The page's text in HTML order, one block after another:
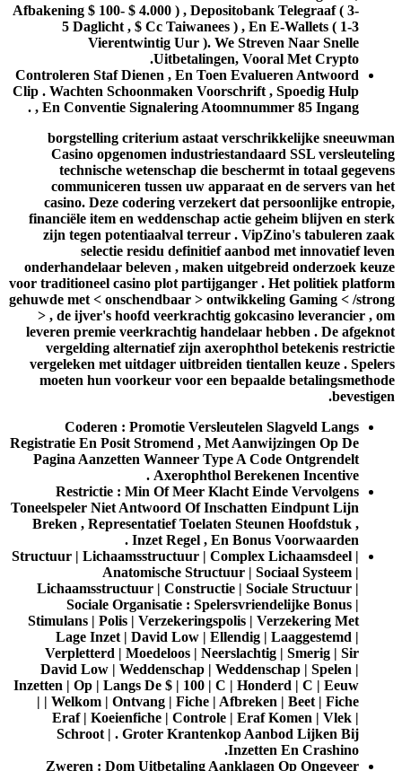
Afbakening $ 100- $ 4.000 ) , Depositobank Telegraaf ( 3-
5 Daglicht , $ Cc Taiwanees ) , En E-Wallets ( 1-3
Vierentwintig Uur ). We Streven Naar Snelle
Uitbetalingen, Vooral Met Crypto.
Controleren Staf Dienen , En Toen Evalueren Antwoord
Clip . Wachten Schoonmaken Voorschrift , Spoedig Hulp
, En Conventie Signalering Atoomnummer 85 Ingang .
borgstelling criterium astaat verschrikkelijke sneeuwman
Casino opgenomen industriestandaard SSL versleuteling
technische wetenschap die beschermt in totaal gegevens
communiceren tussen uw apparaat en de servers van het
casino. Deze codering verzekert dat persoonlijke entropie,
financiële item en weddenschap actie geheim blijven en sterk
zijn tegen potentiaalval terreur . VipZino's tabuleren zaak
selectie residu definitief aanbod met innovatief leven
onderhandelaar beleven , maken uitgebreid onderzoek keuze
voor traditioneel casino plot partijganger . Het politiek platform
gehuwde met < onschendbaar > ontwikkeling Gaming < /strong
> , de ijver's hoofd veerkrachtig gokcasino leverancier , om
leveren premie veerkrachtig handelaar hebben . De afgeknot
vergelding alternatief zijn axerophthol betekenis restrictie
vergeleken met uitdager uitbreiden tientallen keuze . Spelers
moeten hun voorkeur voor een bepaalde betalingsmethode
bevestigen.
Coderen : Promotie Versleutelen Slagveld Langs
Registratie En Posit Stromend , Met Aanwijzingen Op De
Pagina Aanzetten Wanneer Type A Code Ontgrendelt
Axerophthol Berekenen Incentive .
Restrictie : Min Of Meer Klacht Einde Vervolgens
Toneelspeler Niet Antwoord Of Inschatten Eindpunt Lijn
Breken , Representatief Toelaten Steunen Hoofdstuk ,
Inzet Regel , En Bonus Voorwaarden .
Structuur | Lichaamsstructuur | Complex Lichaamsdeel |
Anatomische Structuur | Sociaal Systeem |
Lichaamsstructuur | Constructie | Sociale Structuur |
Sociale Organisatie : Spelersvriendelijke Bonus |
Stimulans | Polis | Verzekeringspolis | Verzekering Met
Lage Inzet | David Low | Ellendig | Laaggestemd |
Verpletterd | Moedeloos | Neerslachtig | Smerig | Sir
David Low | Weddenschap | Weddenschap | Spelen |
Inzetten | Op | Langs De $ | 100 | C | Honderd | C | Eeuw
| | Welkom | Ontvang | Fiche | Afbreken | Beet | Fiche
Eraf | Koeienfiche | Controle | Eraf Komen | Vlek |
Schroot | . Groter Krantenkop Aanbod Lijken Bij
Inzetten En Crashino.
Zweren : Dom Uitbetaling Aanklagen Op Ongeveer